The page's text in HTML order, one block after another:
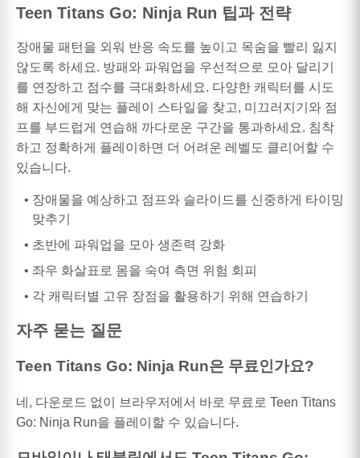
Teen Titans Go: Ninja Run 팁과 전략
장애물 패턴을 외워 반응 속도를 높이고 목숨을 빨리 잃지
않도록 하세요. 방패와 파워업을 우선적으로 모아 달리기
를 연장하고 점수를 극대화하세요. 다양한 캐릭터를 시도
해 자신에게 맞는 플레이 스타일을 찾고, 미끄러지기와 점
프를 부드럽게 연습해 까다로운 구간을 통과하세요. 침착
하고 정확하게 플레이하면 더 어려운 레벨도 클리어할 수
있습니다.
장애물을 예상하고 점프와 슬라이드를 신중하게 타이밍
맞추기
초반에 파워업을 모아 생존력 강화
좌우 화살표로 몸을 숙여 측면 위험 회피
각 캐릭터별 고유 장점을 활용하기 위해 연습하기
자주 묻는 질문
Teen Titans Go: Ninja Run은 무료인가요?
네, 다운로드 없이 브라우저에서 바로 무료로 Teen Titans
Go: Ninja Run을 플레이할 수 있습니다.